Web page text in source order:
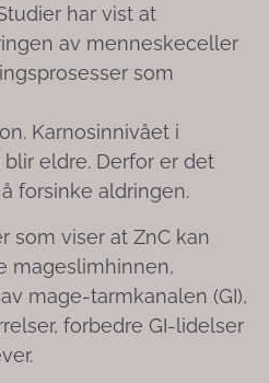
har vist at
av menneskeceller
som
Karnosinnivået i
eldre. Derfor er det
forsinke aldringen.
som viser at ZnC kan
mageslimhinnen,
mage-tarmkanalen (GI),
forbedre GI-lidelser